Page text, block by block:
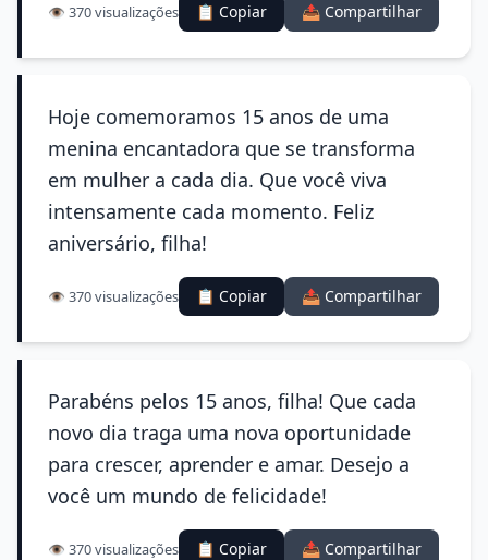
👁️ 370 visualizações 📋 Copiar 📤 Compartilhar
Hoje comemoramos 15 anos de uma
menina encantadora que se transforma
em mulher a cada dia. Que você viva
intensamente cada momento. Feliz
aniversário, filha!
👁️ 370 visualizações 📋 Copiar 📤 Compartilhar
Parabéns pelos 15 anos, filha! Que cada
novo dia traga uma nova oportunidade
para crescer, aprender e amar. Desejo a
você um mundo de felicidade!
👁️ 370 visualizações 📋 Copiar 📤 Compartilhar